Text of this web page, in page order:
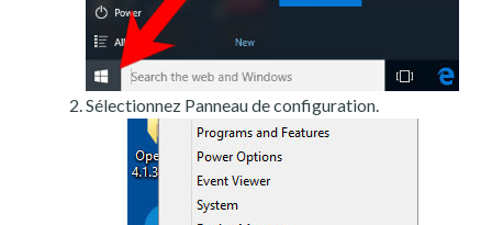
Sélectionnez Panneau de configuration.